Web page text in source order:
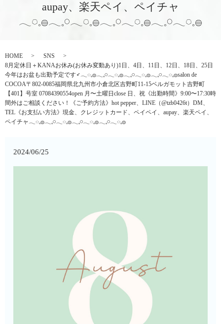
aupay、楽天ペイ、ペイチャ
𓂃◌𓈒𓐍𓂃𓈒𓏸𓂃◌𓈒𓐍𓂃𓈒𓏸𓂃◌𓈒𓐍𓂃𓈒𓏸𓂃◌𓈒𓐍
HOME
SNS
8月定休日＋KANAお休み(お休み変動あり)1日、4日、11日、12日、18日、25日
今年はお盆も出勤予定です‍♂️𓂃◌𓈒𓐍𓂃𓈒𓏸𓂃◌𓈒𓐍𓂃𓈒𓏸𓂃◌𓈒𓐍𓂃𓈒𓏸𓂃◌𓈒𓐍salon de
COCOA〒802-0085福岡県北九州市小倉北区吉野町11-15ベルガモット吉野町
【401】号室︎ 07084390554open 月〜土曜日close 日、祝《出勤時間》9:00〜17:30時
間外はご相談ください！《ご予約方法》hot pepper、LINE（@tzb0426t）DM、
TEL《お支払い方法》現金、クレジットカード、ペイペイ、aupay、楽天ペイ、
ペイチャ𓂃◌𓈒𓐍𓂃𓈒𓏸𓂃◌𓈒𓐍𓂃𓈒𓏸𓂃◌𓈒𓐍𓂃𓈒𓏸𓂃◌𓈒𓐍
2024/06/25